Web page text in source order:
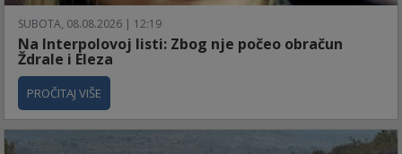
SUBOTA, 08.08.2026 | 12:19
Na Interpolovoj listi: Zbog nje počeo obračun
Ždrale i Eleza
PROČITAJ VIŠE